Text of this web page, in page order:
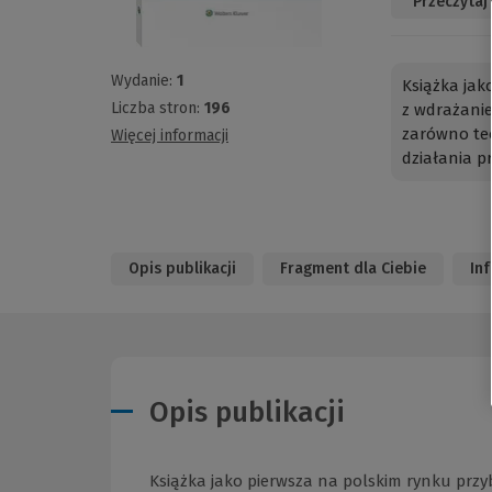
Wydanie: 1
Liczba stron: 196
Więcej informacji
Książka
z
zarówno
działania
Opis publikacji Fragment dla Ciebie
Opis publikacji
Książka jako pierwsza na polskim rynku